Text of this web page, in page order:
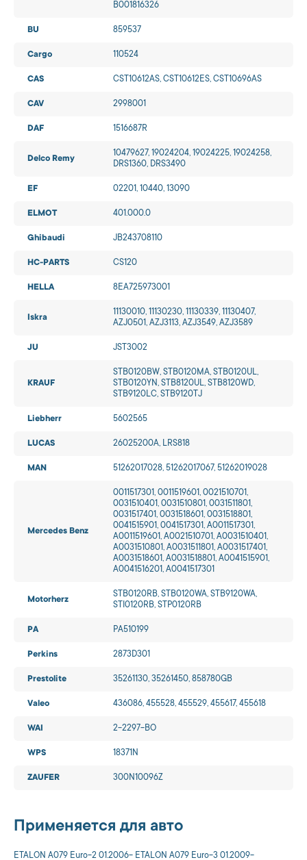
B001816326
BU 859537
Cargo 110524
CAS CST10612AS, CST10612ES, CST10696AS
CAV 2998001
DAF 1516687R
Delco Remy
10479627, 19024204, 19024225, 19024258,
DRS1360, DRS3490
EF 02201, 10440, 13090
ELMOT 401.000.0
Ghibaudi JB243708110
HC-PARTS CS120
HELLA 8EA725973001
Iskra
11130010, 11130230, 11130339, 11130407,
AZJ0501, AZJ3113, AZJ3549, AZJ3589
JU JST3002
KRAUF
STB0120BW, STB0120MA, STB0120UL,
STB0120YN, STB8120UL, STB8120WD,
STB9120LC, STB9120TJ
Liebherr 5602565
LUCAS 26025200A, LRS818
MAN 51262017028, 51262017067, 51262019028
Mercedes Benz
0011517301, 0011519601, 0021510701,
0031510401, 0031510801, 0031511801,
0031517401, 0031518601, 0031518801,
0041515901, 0041517301, A0011517301,
A0011519601, A0021510701, A0031510401,
A0031510801, A0031511801, A0031517401,
A0031518601, A0031518801, A0041515901,
A0041516201, A0041517301
Motorherz
STB0120RB, STB0120WA, STB9120WA,
STI0120RB, STP0120RB
PA PA510199
Perkins 2873D301
Prestolite 35261130, 35261450, 858780GB
Valeo 436086, 455528, 455529, 455617, 455618
WAI 2-2297-BO
WPS 18371N
ZAUFER 300N10096Z
Применяется для авто
ETALON A079 Euro-2 01.2006- ETALON A079 Euro-3 01.2009-